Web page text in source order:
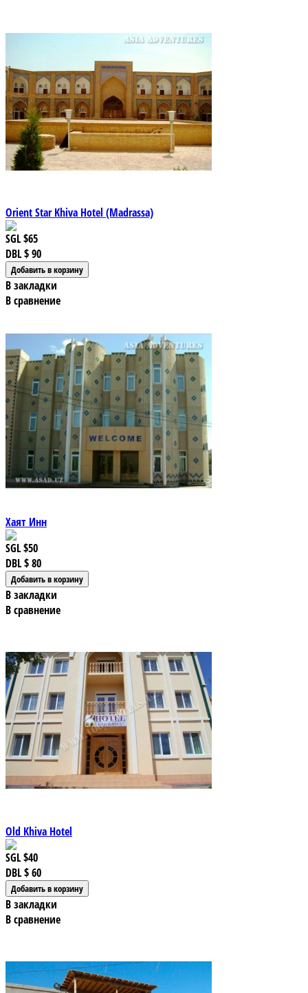
Orient Star Khiva Hotel (Madrassa)
SGL$65
DBL$ 90
В закладки
В сравнение
Хаят Инн
SGL$50
DBL$ 80
В закладки
В сравнение
Old Khiva Hotel
SGL$40
DBL$ 60
В закладки
В сравнение